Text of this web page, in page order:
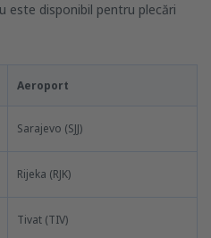
este disponibil pentru plecări
Aeroport
Sarajevo (SJJ)
Rijeka (RJK)
Tivat (TIV)